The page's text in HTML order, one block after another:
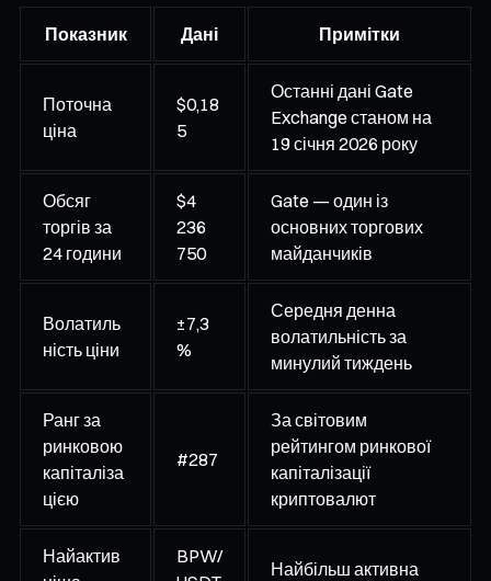
Показник Дані Примітки
Поточна
ціна
$0,18
5
Останні дані Gate
Exchange станом на
19 січня 2026 року
Обсяг
торгів за
24 години
$4
236
750
Gate — один із
основних торгових
майданчиків
Волатиль
ність ціни
±7,3
%
Середня денна
волатильність за
минулий тиждень
Ранг за
ринковою
капіталіза
цією
#287
За світовим
рейтингом ринкової
капіталізації
криптовалют
Найактив
BPW/
Найбільш активна